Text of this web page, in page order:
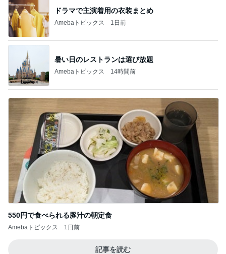
ドラマで主演着用の衣装まとめ
Amebaトピックス 1日前
暑い日のレストランは選び放題
Amebaトピックス 14時間前
550円で食べられる豚汁の朝定食
Amebaトピックス 1日前
記事を読む